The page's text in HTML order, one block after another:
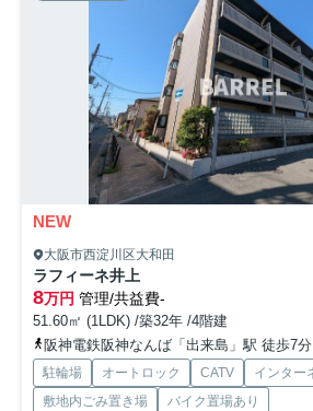
NEW
大阪市西淀川区大和田
ラフィーネ井上
8万円 管理/共益費-
51.60㎡ (1LDK) /築32年 /4階建
阪神電鉄阪神なんば「出来島」駅 徒歩7分
駐輪場 オートロック CATV
インター
敷地内ごみ置き場
バイク置場あり